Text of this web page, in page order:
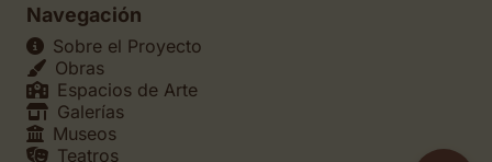
Navegación
Sobre el Proyecto
Obras
Espacios de Arte
Galerías
Museos
Teatros